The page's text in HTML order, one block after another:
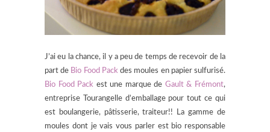
J’ai eu la chance, il y a peu de temps de recevoir de la
part de Bio Food Packdes moules en papier sulfurisé.
Bio Food Pack est une marque de Gault & Frémont,
entreprise Tourangelle d’emballage pour tout ce qui
est boulangerie, pâtisserie, traiteur!! La gamme de
moules dont je vais vous parler est bio responsable